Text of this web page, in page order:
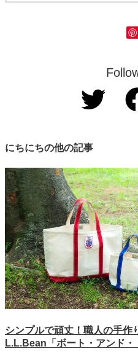
にちにちの他の記事
シンプルで頑丈！職人の手作
L.L.Bean「ボート・アンド・